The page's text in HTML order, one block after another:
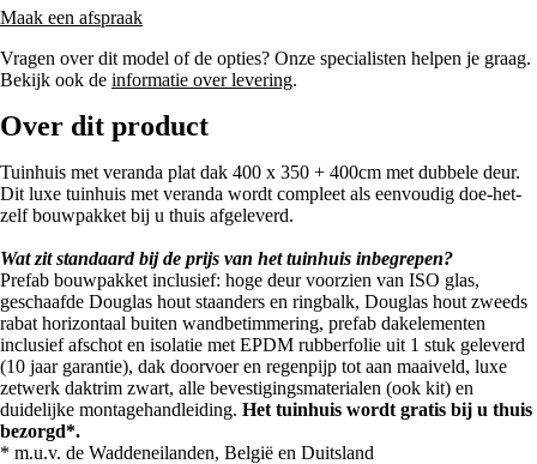
Maak een afspraak
Vragen over dit model of de opties? Onze specialisten helpen je graag.
Bekijk ook de informatie over levering.
Over dit product
Tuinhuis met veranda plat dak 400 x 350 + 400cm met dubbele deur.
Dit luxe tuinhuis met veranda wordt compleet als eenvoudig doe-het-
zelf bouwpakket bij u thuis afgeleverd.
Wat zit standaard bij de prijs van het tuinhuis inbegrepen?
Prefab bouwpakket inclusief: hoge deur voorzien van ISO glas,
geschaafde Douglas hout staanders en ringbalk, Douglas hout zweeds
rabat horizontaal buiten wandbetimmering, prefab dakelementen
inclusief afschot en isolatie met EPDM rubberfolie uit 1 stuk geleverd
(10 jaar garantie), dak doorvoer en regenpijp tot aan maaiveld, luxe
zetwerk daktrim zwart, alle bevestigingsmaterialen (ook kit) en
duidelijke montagehandleiding. Het tuinhuis wordt gratis bij u thuis
bezorgd*.
* m.u.v. de Waddeneilanden, België en Duitsland